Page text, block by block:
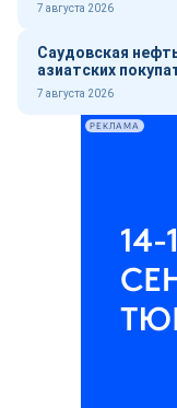
7 августа 2026
Саудовская
азиатских
7 августа 2026
РЕКЛАМА